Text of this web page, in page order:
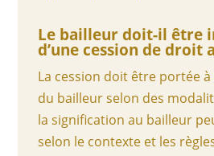
Le bailleur doit-il être
d’une cession de droit
La cession doit être portée
du bailleur selon des
la signification au bailleur
selon le contexte et les